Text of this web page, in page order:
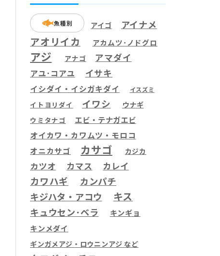
魚種別 アイゴ アイナメ
アオリイカ アカムツ･ノドグロ
アジ アナゴ アマダイ
アユ･コアユ イサキ
イシダイ・イシガキダイ イスズミ
イトヨリダイ イワシ ウナギ
ウミタナゴ エビ・テナガエビ
オイカワ・カワムツ・モロコ
オニカサゴ カサゴ カジカ
カツオ カマス カレイ
カワハギ
カンパチ
キジハタ・アコウ
キス
キュウセン･ベラ キンギョ
キンメダイ
ギンガメアジ・ロウニンアジ など